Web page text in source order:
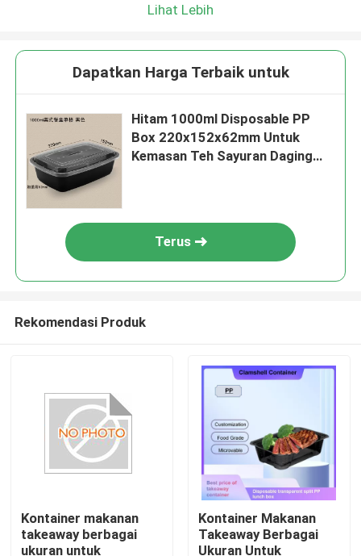
Lihat Lebih
Dapatkan Harga Terbaik untuk
Hitam 1000ml Disposable PP
Box 220x152x62mm Untuk
Kemasan Teh Sayuran Daging
Terus
Rekomendasi Produk
Kontainer makanan
takeaway berbagai
ukuran untuk
Kontainer Makanan
Takeaway Berbagai
Ukuran Untuk